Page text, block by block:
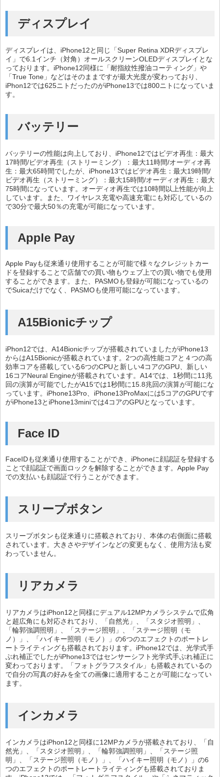
ディスプレイ
ディスプレイは、iPhone12と同じ「Super Retina XDRディスプレ
イ」で6.1インチ（対角）オールスクリーンOLEDディスプレイとな
っております。iPhone12同様に「耐指紋性撥油コーティング」や
「True Tone」などはそのままですが最大光度が変わっており、
iPhon12では625ニトだったのがiPhone13では800ニトになっていま
す。
バッテリー
バッテリーの性能は向上しており、iPhone12ではビデオ再生：最大
17時間/ビデオ再生（ストリーミング）：最大11時間/オーディオ再
生：最大65時間でしたが、iPhone13ではビデオ再生：最大19時間/
ビデオ再生（ストリーミング）：最大15時間/オーディオ再生：最大
75時間になっています。オーディオ再生では10時間以上性能が向上
しています。また、ワイヤレス充電や高速充電にも対応しているの
で30分で最大50％の充電が可能になっています。
Apple Pay
Apple Payも従来通り使用することが可能で様々なクレジットカー
ドを登録することで店舗での買い物もウェブ上での買い物でも使用
することができます。また、PASMOも登録が可能になっているの
でSuicaだけでなく、PASMOも使用可能になっています。
A15Bionicチップ
iPhon12では、A14Bionicチップが搭載されていましたがiPhone13
からはA15Bionicが搭載されています。2つの高性能コアと４つの高
効率コアを搭載している6つのCPUと新しい4コアのGPU、新しい
16コアNeural Engineが搭載されています。A14では、1秒間に11兆
回の演算が可能でしたがA15では1秒間に15.8兆回の演算が可能にな
っています。iPhone13Pro、iPhone13ProMaxには5コアのGPUです
がiPhone13とiPhone13miniでは4コアのGPUとなっています。
Face ID
FaceIDも従来通り使用することができ、iPhoneに顔認証を登録する
ことで顔認証で画面ロックを解除することができます。Apple Pay
での支払いも顔認証で行うことができます。
スリープボタン
スリープボタンも従来通りに搭載されており、本体の右側面に搭載
されています。大きさやデザインなどの変更もなく、使用方法も変
わっていません。
リアカメラ
リアカメラはiPhon12と同様にデュアル12MPカメラシステムで広角
と超広角にも対応されており、「自然光」、「スタジオ照明」、
「輪郭強調照明」、「ステージ照明」、「ステージ照明（モ
ノ）」、「ハイキー照明（モノ）」の6つのエフェクトのポートレ
ートライティングも搭載されております。iPhone12では、光学式手
ぶれ補正でしたがiPhone13ではセンサーシフト光学式手ぶれ補正に
変わっております。「フォトグラフスタイル」も搭載されているの
で自分の写真の好みを全ての画像に適用することが可能になってい
ます。
インカメラ
インカメラはiPhon12と同様に12MPカメラが搭載されており、「自
然光」、「スタジオ照明」、「輪郭強調照明」、「ステージ照
明」、「ステージ照明（モノ）」、「ハイキー照明（モノ）」の6
つのエフェクトのポートレートライティングも搭載されておりま